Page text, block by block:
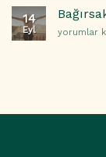
Adım
Uyku
Düzeni
için
14
Eyl
Bağırsak
yorumlar